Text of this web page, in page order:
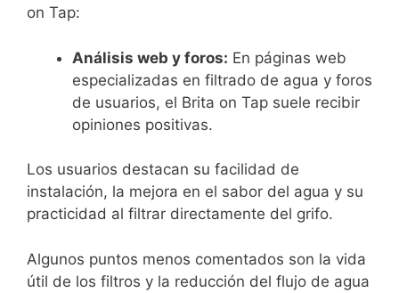
on Tap:
Análisis web y foros: En páginas web
especializadas en filtrado de agua y foros
de usuarios, el Brita on Tap suele recibir
opiniones positivas.
Los usuarios destacan su facilidad de
instalación, la mejora en el sabor del agua y su
practicidad al filtrar directamente del grifo.
Algunos puntos menos comentados son la vida
útil de los filtros y la reducción del flujo de agua